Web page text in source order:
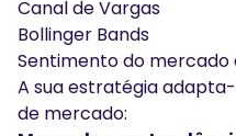
Canal de Vargas
Bollinger Bands
Sentimento do mercado
A sua estratégia
de mercado: